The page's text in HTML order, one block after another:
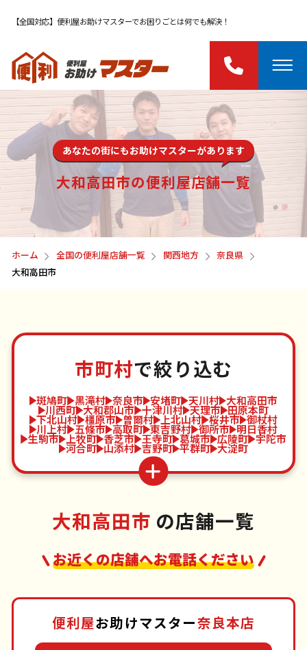
【全国対応】便利屋お助けマスターでお困りごとは何でも解決！
あなたの街にもお助けマスターがあります
大和高田市の便利屋店舗一覧
ホーム 全国の便利屋店舗一覧 関西地方
奈良県
大和高田市
市町村で絞り込む
斑鳩町 黒滝村 奈良市 安堵町 天川村 大和高田市
川西町 大和郡山市 十津川村 天理市 田原本町
下北山村 橿原市 曽爾村 上北山村 桜井市 御杖村
川上村 五條市 高取町 東吉野村 御所市 明日香村
生駒市 上牧町 香芝市 王寺町 葛城市 広陵町 宇陀市
河合町 山添村 吉野町 平群町 大淀町
大和高田市 の店舗一覧
お近くの店舗へお電話ください
便利屋お助けマスター奈良本店